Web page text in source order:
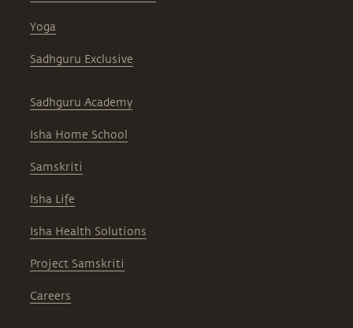
Yoga
Sadhguru Exclusive
Sadhguru Academy
Isha Home School
Samskriti
Isha Life
Isha Health Solutions
Project Samskriti
Careers